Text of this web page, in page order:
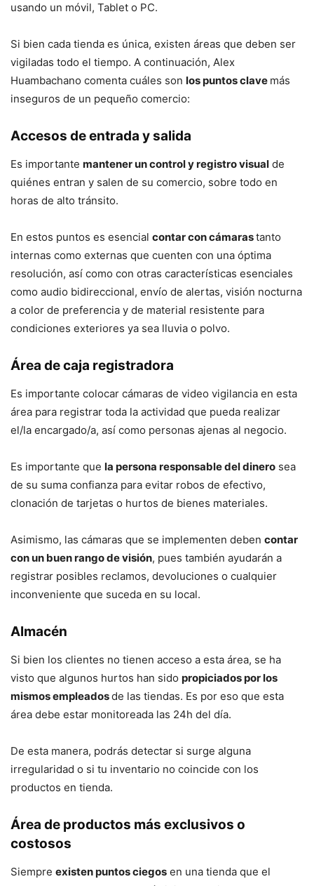
usando un móvil, Tablet o PC.
Si bien cada tienda es única, existen áreas que deben ser
vigiladas todo el tiempo. A continuación, Alex
Huambachano comenta cuáles son los puntos clave más
inseguros de un pequeño comercio:
Accesos de entrada y salida
Es importante mantener un control y registro visual de
quiénes entran y salen de su comercio, sobre todo en
horas de alto tránsito.
En estos puntos es esencial contar con cámarastanto
internas como externas que cuenten con una óptima
resolución, así como con otras características esenciales
como audio bidireccional, envío de alertas, visión nocturna
a color de preferencia y de material resistente para
condiciones exteriores ya sea lluvia o polvo.
Área de caja registradora
Es importante colocar cámaras de video vigilancia en esta
área para registrar toda la actividad que pueda realizar
el/la encargado/a, así como personas ajenas al negocio.
Es importante que la persona responsable del dinero sea
de su suma confianza para evitar robos de efectivo,
clonación de tarjetas o hurtos de bienes materiales.
Asimismo, las cámaras que se implementen deben contar
con un buen rango de visión, pues también ayudarán a
registrar posibles reclamos, devoluciones o cualquier
inconveniente que suceda en su local.
Almacén
Si bien los clientes no tienen acceso a esta área, se ha
visto que algunos hurtos han sido propiciados por los
mismos empleadosde las tiendas. Es por eso que esta
área debe estar monitoreada las 24h del día.
De esta manera, podrás detectar si surge alguna
irregularidad o si tu inventario no coincide con los
productos en tienda.
Área de productos más exclusivos o
costosos
Siempre existen puntos ciegos en una tienda que el